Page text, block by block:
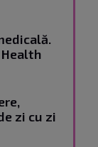
zi cu zi